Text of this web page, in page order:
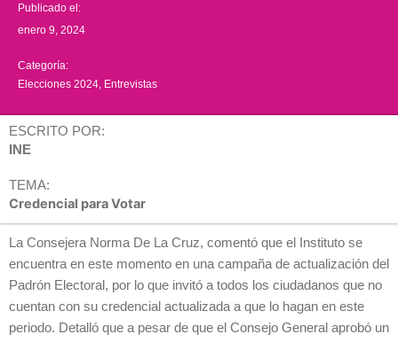
Publicado el:
enero 9, 2024
Categoría:
Elecciones 2024 Entrevistas
ESCRITO POR:
INE
TEMA:
Credencial para Votar
La Consejera Norma De La Cruz, comentó que el Instituto se
encuentra en este momento en una campaña de actualización del
Padrón Electoral, por lo que invitó a todos los ciudadanos que no
cuentan con su credencial actualizada a que lo hagan en este
periodo. Detalló que a pesar de que el Consejo General aprobó un